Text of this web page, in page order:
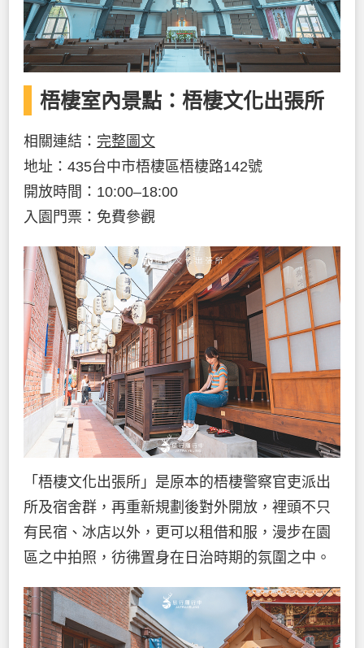
梧棲室內景點：梧棲文化出張所
相關連結： 完整圖文
地址：435台中市梧棲區梧棲路142號
開放時間：10:00–18:00
入園門票：免費參觀
「梧棲文化出張所」是原本的梧棲警察官吏派出
所及宿舍群，再重新規劃後對外開放，裡頭不只
有民宿、冰店以外，更可以租借和服，漫步在園
區之中拍照，彷彿置身在日治時期的氛圍之中。